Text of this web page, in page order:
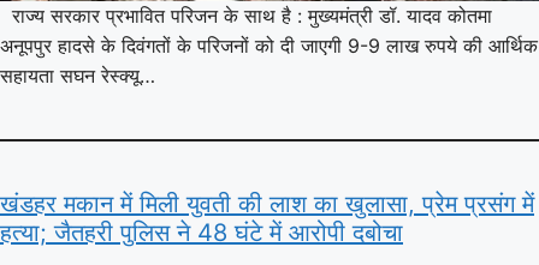
राज्य सरकार प्रभावित परिजन के साथ है : मुख्यमंत्री डॉ. यादव कोतमा
अनूपपुर हादसे के दिवंगतों के परिजनों को दी जाएगी 9-9 लाख रुपये की आर्थिक
सहायता सघन रेस्क्यू…
खंडहर मकान में मिली युवती की लाश का खुलासा, प्रेम प्रसंग में
हत्या; जैतहरी पुलिस ने 48 घंटे में आरोपी दबोचा